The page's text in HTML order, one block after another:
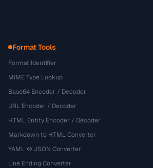
Format Tools
Format Identifier
MIME Type Lookup
Base64 Encoder / Decoder
URL Encoder / Decoder
HTML Entity Encoder / Decoder
Markdown to HTML Converter
YAML ↔ JSON Converter
Line Ending Converter